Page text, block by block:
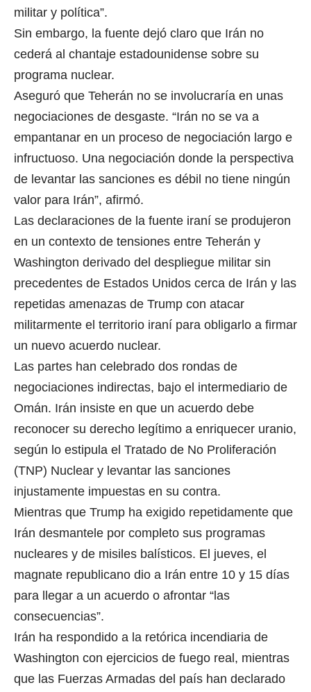
militar y política”.
Sin embargo, la fuente dejó claro que Irán no
cederá al chantaje estadounidense sobre su
programa nuclear.
Aseguró que Teherán no se involucraría en unas
negociaciones de desgaste. “Irán no se va a
empantanar en un proceso de negociación largo e
infructuoso. Una negociación donde la perspectiva
de levantar las sanciones es débil no tiene ningún
valor para Irán”, afirmó.
Las declaraciones de la fuente iraní se produjeron
en un contexto de tensiones entre Teherán y
Washington derivado del despliegue militar sin
precedentes de Estados Unidos cerca de Irán y las
repetidas amenazas de Trump con atacar
militarmente el territorio iraní para obligarlo a firmar
un nuevo acuerdo nuclear.
Las partes han celebrado dos rondas de
negociaciones indirectas, bajo el intermediario de
Omán. Irán insiste en que un acuerdo debe
reconocer su derecho legítimo a enriquecer uranio,
según lo estipula el Tratado de No Proliferación
(TNP) Nuclear y levantar las sanciones
injustamente impuestas en su contra.
Mientras que Trump ha exigido repetidamente que
Irán desmantele por completo sus programas
nucleares y de misiles balísticos. El jueves, el
magnate republicano dio a Irán entre 10 y 15 días
para llegar a un acuerdo o afrontar “las
consecuencias”.
Irán ha respondido a la retórica incendiaria de
Washington con ejercicios de fuego real, mientras
que las Fuerzas Armadas del país han declarado